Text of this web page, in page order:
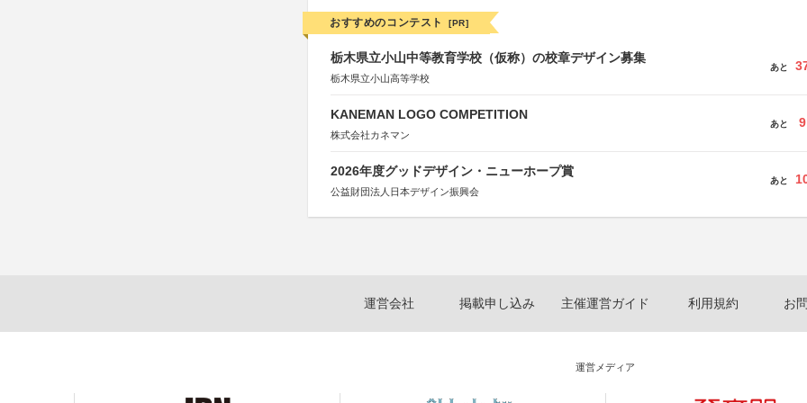
おすすめのコンテスト [PR]
栃木県立小山中等教育学校（仮称）の校章デザイン募集
栃木県立小山高等学校
あと
KANEMAN LOGO COMPETITION
株式会社カネマン
あと 9
2026年度グッドデザイン・ニューホープ賞
公益財団法人日本デザイン振興会
あと
運営会社 掲載申し込み 主催運営ガイド 利用規約 お
運営メディア